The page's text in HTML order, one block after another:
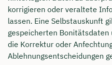
korrigieren oder veraltete
lassen. Eine Selbstauskunft
gespeicherten Bonitätsdaten
die Korrektur oder
Ablehnungsentscheidungen